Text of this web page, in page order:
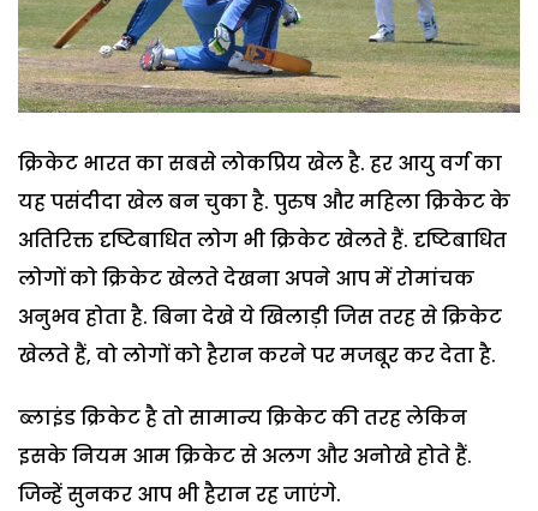
क्रिकेट भारत का सबसे लोकप्रिय खेल है. हर आयु वर्ग का
यह पसंदीदा खेल बन चुका है. पुरुष और महिला क्रिकेट के
अतिरिक्त दृष्टिबाधित लोग भी क्रिकेट खेलते हैं. दृष्टिबाधित
लोगों को क्रिकेट खेलते देखना अपने आप में रोमांचक
अनुभव होता है. बिना देखे ये खिलाड़ी जिस तरह से क्रिकेट
खेलते हैं, वो लोगों को हैरान करने पर मजबूर कर देता है.
ब्लाइंड क्रिकेट है तो सामान्य क्रिकेट की तरह लेकिन
इसके नियम आम क्रिकेट से अलग और अनोखे होते हैं.
जिन्हें सुनकर आप भी हैरान रह जाएंगे.